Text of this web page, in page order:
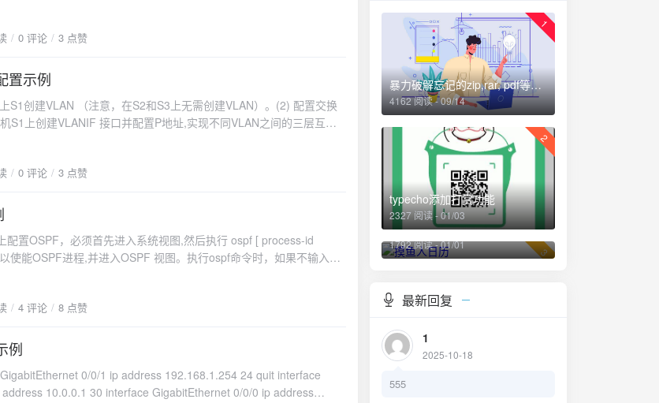
配置：在SW1和SW3上使用了vlan batch命令来配置VLAN，分
。接口配置：Access 端口配置：在SW1、SW2、SW3的一些接口
和port default vlan命令来配置访问端口和默认VLAN。Trunk 端口
的一些接口上使用了port link-type trunk和port trunk allow-pass
器上配置了物理接口（例如interface GigabitEthernet 0/0/1）并分配
设置，默认网关通过 Dialer 1。OSPF 配置：在R1、AR3、AR4路
配置：在ISP上配置了PPP over Ethernet（PPPoE）服务器，提供
使用了interface Virtual-Template 1和相关的PPP配置命令。ACL 配
0/0/0 上应用入站流量过滤器。
mask 26 gateway-list 192.168.1.129 lease day 0 hour 1
0/0/1 ip address 192.168.1.65 26 dhcp select global quit interface
配置进行验证。1） display ip pool namepool-name used ，查看地
配的地址情况。
SmartLink组1的主端口，将 GE1/0/2配置为Smart Link组1的从端口。
enable命令配置回切功能，使用timer wtr命令设定回切时间为 30
enable来使能 Smart Link组1的功能。Switch A:interface
quit interface GigabitEthernet 0/0/1 stp disable quit smart-
GigabitEthernet 0/0/1 slave flush send
0/0/1 smart-link flush receive control-vlan 10 password
quit interface GigabitEthernet 0/0/1 smart-link flush receive
linkgroup 命令来查看相关信息。
0 评论 3 点赞
置示例
S1创建VLAN （注意，在S2和S3上无需创建VLAN）。(2) 配置交换
S1上创建VLANIF 接口并配置P地址,实现不同VLAN之间的三层互
default vlan 10 quit interface GigabitEthernet 0/0/2 port link-type
10的IP地址192.168.100.1/24。将PC4的P地址配置为
其缺省网关地址配置为S1上 VLANIF 20的P地址192.168.200.1/24。
命令“ping 192.168.200.11”。S1上配置VLANIF接口。interface
24 quit interface Vlanif 20 ip address 192.168.200.1 24
interface brief vlanif vlan-id 查看VLANIF接口情况。
0 评论 3 点赞
配置OSPF，必须首先进入系统视图,然后执行 ospf [ process-id
使能OSPF进程,并进入OSPF 视图。执行ospf命令时，如果不输入
一个值来作为router-id。R1:ospf router-id 11.1.1.1 area 0 network
GigabitEthernet 2/0/0 ip address
GigabitEthernet 2/0/1 ip address 1.0.0.1 8 quit interface
13.0.0.1 8 interface GigabitEthernet 0/0/0 ip address
id 22.2.2.2 area 0 network 12.0.0.0 0.255.255.255 network
4 评论 8 点赞
例
0/0/1 ip address 192.168.1.254 24 quit interface
10.0.0.1 30 interface GigabitEthernet 0/0/0 ip address
1
暴力破解忘记的zip,rar, pdf等文件密码
4162 阅读 - 09/14
2
typecho添加打赏功能
2327 阅读 - 01/03
3
摸鱼人日历
1792 阅读 - 01/01
最新回复
1
2025-10-18
555